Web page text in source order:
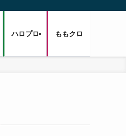
ハロプロ ももクロ